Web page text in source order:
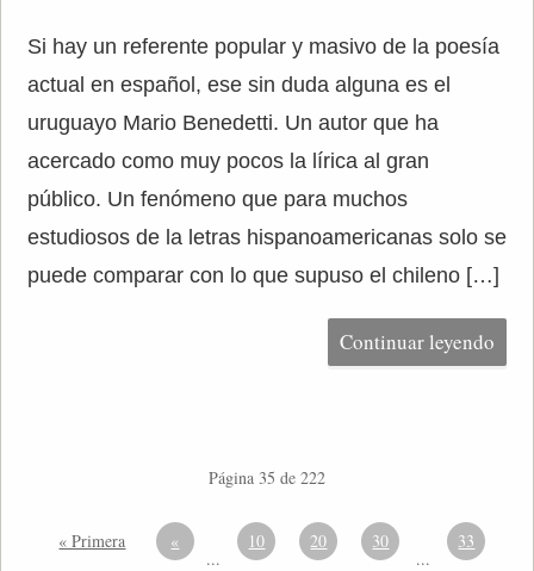
Si hay un referente popular y masivo de la poesía
actual en español, ese sin duda alguna es el
uruguayo Mario Benedetti. Un autor que ha
acercado como muy pocos la lírica al gran
público. Un fenómeno que para muchos
estudiosos de la letras hispanoamericanas solo se
puede comparar con lo que supuso el chileno […]
Continuar leyendo
Página 35 de 222
« Primera «
...
10 20 30
...
33